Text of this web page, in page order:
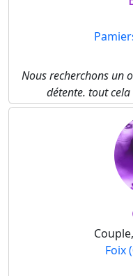
Nous recherchons un
détente. tout
Foix